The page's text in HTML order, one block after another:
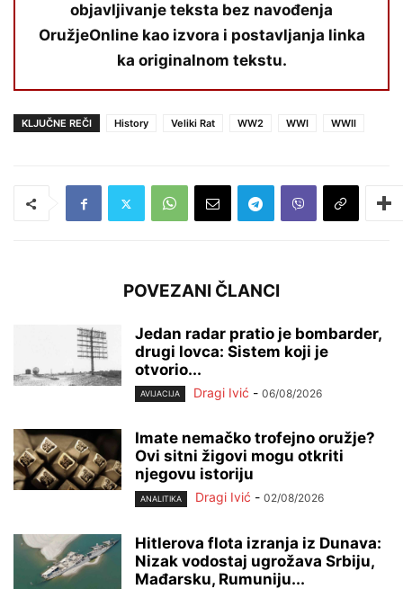
objavljivanje teksta bez navođenja
OružjeOnline kao izvora i postavljanja linka
ka originalnom tekstu.
KLJUČNE REČI History Veliki Rat WW2 WWI WWII
POVEZANI ČLANCI
Jedan radar pratio je bombarder,
drugi lovca: Sistem koji je
otvorio...
AVIJACIJA Dragi Ivić - 06/08/2026
Imate nemačko trofejno oružje?
Ovi sitni žigovi mogu otkriti
njegovu istoriju
ANALITIKA Dragi Ivić - 02/08/2026
Hitlerova flota izranja iz Dunava:
Nizak vodostaj ugrožava Srbiju,
Mađarsku, Rumuniju...